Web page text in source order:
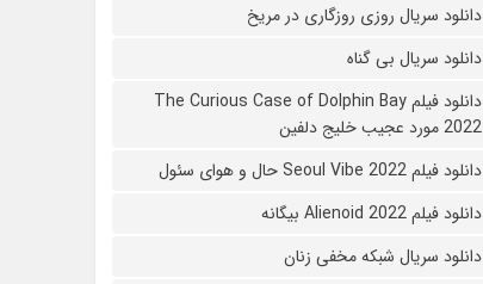
دانلود سریال روزی روزگاری در مریخ
دانلود سریال بی گناه
دانلود فیلم The Curious Case of Dolphin Bay
2022 مورد عجیب خلیج دلفین
دانلود فیلم Seoul Vibe 2022 حال و هوای سئول
دانلود فیلم Alienoid 2022 بیگانه
دانلود سریال شبکه مخفی زنان